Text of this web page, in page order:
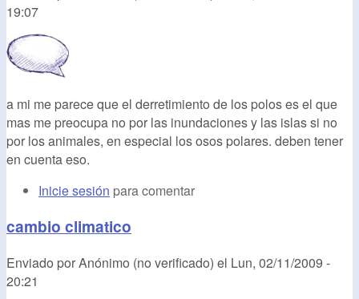
19:07
a mi me parece que el derretimiento de los polos es el que
mas me preocupa no por las inundaciones y las islas si no
por los animales, en especial los osos polares. deben tener
en cuenta eso.
Inicie sesión para comentar
cambio climatico
Enviado porAnónimo (no verificado) el Lun, 02/11/2009 -
20:21